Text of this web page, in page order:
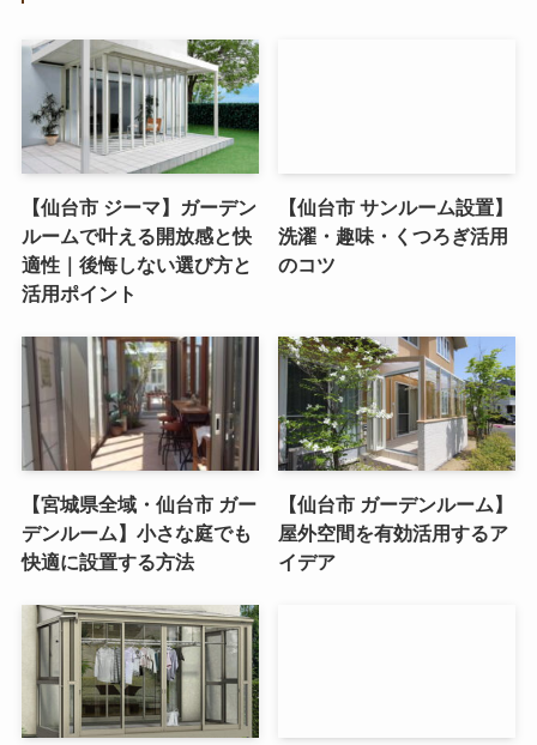
【仙台市 ジーマ】ガーデン
ルームで叶える開放感と快
適性｜後悔しない選び方と
活用ポイント
【仙台市 サンルーム設置】
洗濯・趣味・くつろぎ活用
のコツ
【宮城県全域・仙台市 ガー
デンルーム】小さな庭でも
快適に設置する方法
【仙台市 ガーデンルーム】
屋外空間を有効活用するア
イデア